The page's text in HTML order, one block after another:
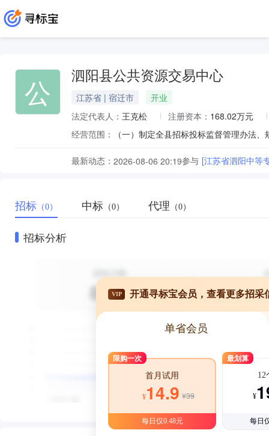
公 泗阳县公共资源交易中心
江苏省 | 宿迁市
开业
法定代表人： 王克松 注册资本： 168.02万元
经营范围：
最新动态： 2026-08-06 20:19参与 [江苏省泗阳中等
招标 （0） 中标 （0） 代理 （0）
招标分析
VIP 开通寻标宝会员，查看更多招采
单省会员
限购一次
首月试用
¥14.9 ¥39
每日仅0.48元
最划算
12
¥
每日